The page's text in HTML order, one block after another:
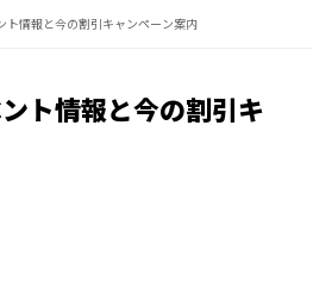
ト情報と今の割引キャンペーン案内
ト情報と今の割引キ